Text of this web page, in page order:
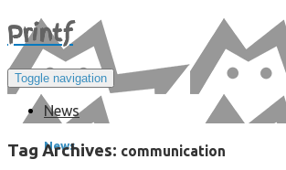
Printf
Toggle navigation
News
News
Tag Archives: communication